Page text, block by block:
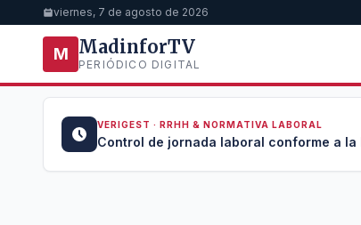
viernes, 7 de agosto de 2026
M MadinforTV
PERIÓDICO DIGITAL
VERIGEST · RRHH & NORMATIVA LABORAL
Control de jornada laboral conforme a